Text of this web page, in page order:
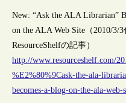
New: “Ask the ALA Librarian”
on the ALA Web Site（2010/3/3
ResourceShelfの記事）
http://www.resourceshelf.com/
%E2%80%9Cask-the-ala-
becomes-a-blog-on-the-ala-web-